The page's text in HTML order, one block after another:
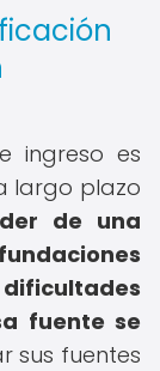
ingreso es
largo plazo
de una
fuente se
sus fuentes